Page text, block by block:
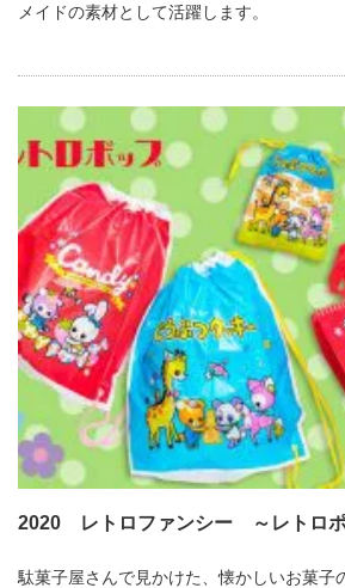
メイドの素材として活躍します。
2020 レトロファンシー ～レトロ
駄菓子屋さんで見かけた、懐かしいお菓子